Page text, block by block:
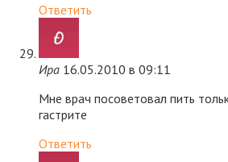
Ответить
Ира 16.05.2010 в 09:11
Мне врач посоветовал пить
гастрите
Ответить